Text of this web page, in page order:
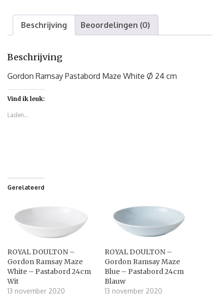
Beschrijving Beoordelingen (0)
Beschrijving
Gordon Ramsay Pastabord Maze White Ø 24 cm
Vind ik leuk:
Laden...
Gerelateerd
ROYAL DOULTON –
Gordon Ramsay Maze
White – Pastabord 24cm
Wit
13 november 2020
ROYAL DOULTON –
Gordon Ramsay Maze
Blue – Pastabord 24cm
Blauw
13 november 2020